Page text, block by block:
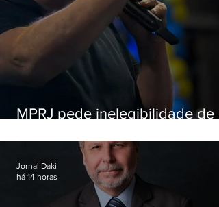
MPRJ pede inelegibilidade de
Jornal Daki
há 14 horas